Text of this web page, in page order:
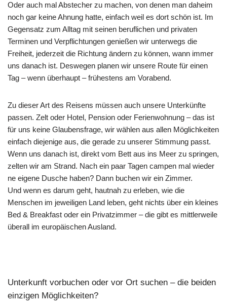
Oder auch mal Abstecher zu machen, von denen man daheim
noch gar keine Ahnung hatte, einfach weil es dort schön ist. Im
Gegensatz zum Alltag mit seinen beruflichen und privaten
Terminen und Verpflichtungen genießen wir unterwegs die
Freiheit, jederzeit die Richtung ändern zu können, wann immer
uns danach ist. Deswegen planen wir unsere Route für einen
Tag – wenn überhaupt – frühestens am Vorabend.
Zu dieser Art des Reisens müssen auch unsere Unterkünfte
passen. Zelt oder Hotel, Pension oder Ferienwohnung – das ist
für uns keine Glaubensfrage, wir wählen aus allen Möglichkeiten
einfach diejenige aus, die gerade zu unserer Stimmung passt.
Wenn uns danach ist, direkt vom Bett aus ins Meer zu springen,
zelten wir am Strand. Nach ein paar Tagen campen mal wieder
ne eigene Dusche haben? Dann buchen wir ein Zimmer.
Und wenn es darum geht, hautnah zu erleben, wie die
Menschen im jeweiligen Land leben, geht nichts über ein kleines
Bed & Breakfast oder ein Privatzimmer – die gibt es mittlerweile
überall im europäischen Ausland.
Unterkunft vorbuchen oder vor Ort suchen – die beiden
einzigen Möglichkeiten?